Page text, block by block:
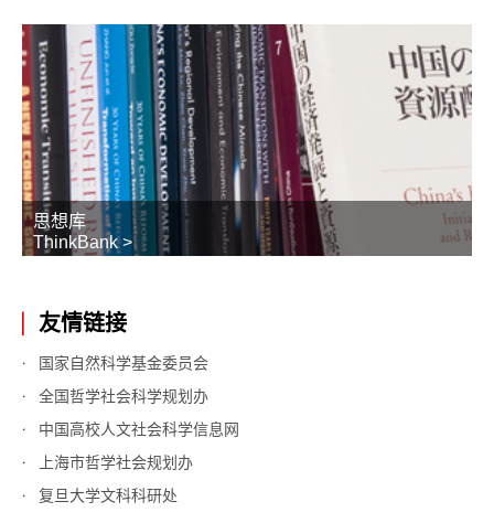
思想库
ThinkBank >
友情链接
国家自然科学基金委员会
全国哲学社会科学规划办
中国高校人文社会科学信息网
上海市哲学社会规划办
复旦大学文科科研处